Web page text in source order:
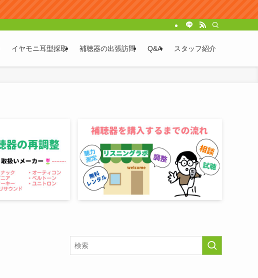
イヤモニ耳型採取 補聴器の出張訪問 Q&A スタッフ紹介